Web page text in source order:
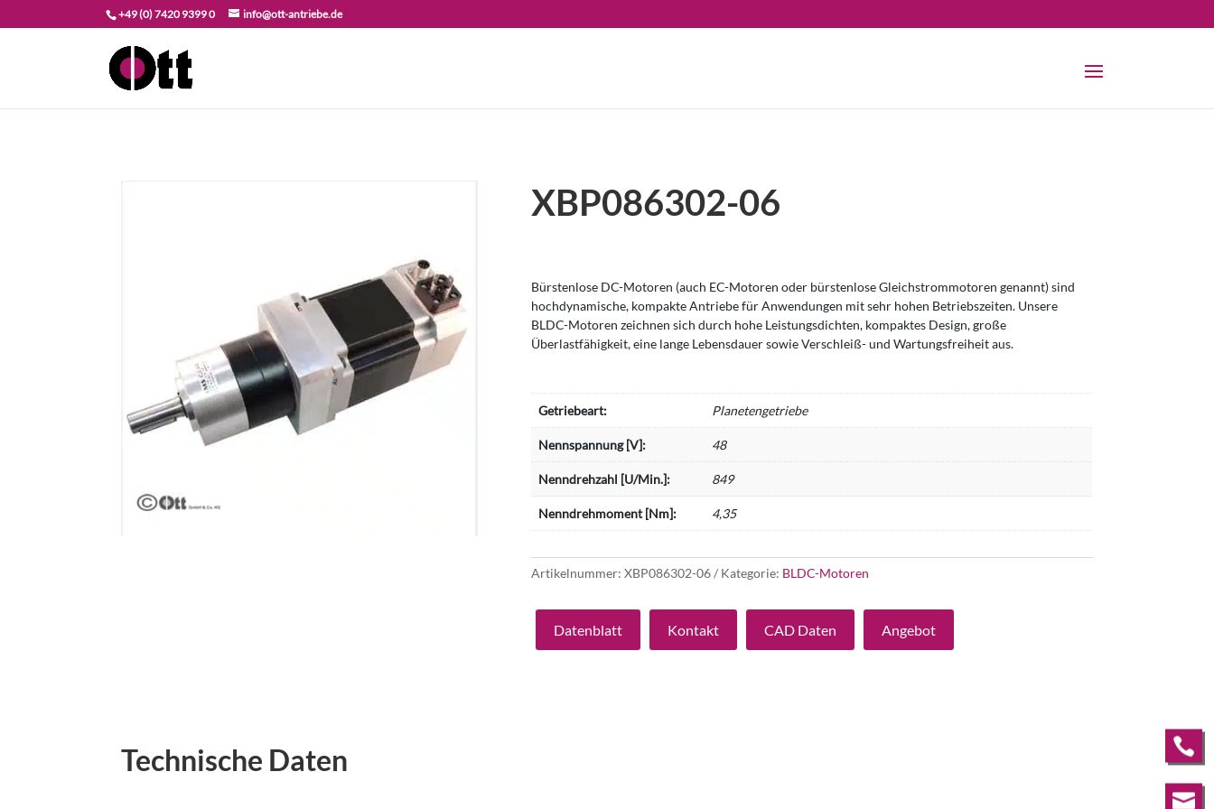
+49 (0) 7420 9399 0 info@ott-antriebe.de
XBP086302-06
Bürstenlose DC-Motoren (auch EC-Motoren oder bürstenlose Gleichstrommotoren genannt) sind
hochdynamische, kompakte Antriebe für Anwendungen mit sehr hohen Betriebszeiten. Unsere
BLDC-Motoren zeichnen sich durch hohe Leistungsdichten, kompaktes Design, große
Überlastfähigkeit, eine lange Lebensdauer sowie Verschleiß- und Wartungsfreiheit aus.
Getriebeart: Planetengetriebe
Nennspannung [V]: 48
Nenndrehzahl [U/Min.]: 849
Nenndrehmoment [Nm]: 4,35
Artikelnummer:XBP086302-06 Kategorie: BLDC-Motoren
Datenblatt Kontakt CAD Daten Angebot
Technische Daten 
